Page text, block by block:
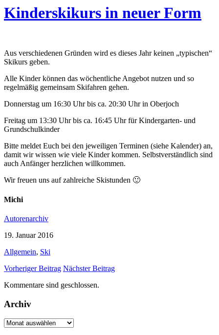
Kinderskikurs in neuer Form
Aus verschiedenen Gründen wird es dieses Jahr keinen „typischen“
Skikurs geben.
Alle Kinder können das wöchentliche Angebot nutzen und so
regelmäßig gemeinsam Skifahren gehen.
Donnerstag um 16:30 Uhr bis ca. 20:30 Uhr in Oberjoch
Freitag um 13:30 Uhr bis ca. 16:45 Uhr für Kindergarten- und
Grundschulkinder
Bitte meldet Euch bei den jeweiligen Terminen (siehe Kalender) an,
damit wir wissen wie viele Kinder kommen. Selbstverständlich sind
auch Anfänger herzlichen willkommen.
Wir freuen uns auf zahlreiche Skistunden 🙂
Michi
Autorenarchiv
19. Januar 2016
Allgemein, Ski
Vorheriger Beitrag Nächster Beitrag
Kommentare sind geschlossen.
Archiv
Archiv